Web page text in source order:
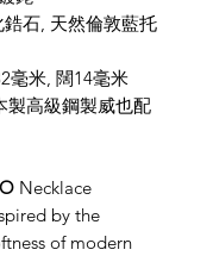
石, 天然倫敦藍托
毫米, 闊14毫米
製高級鋼製威也配
Necklace
by the
of modern